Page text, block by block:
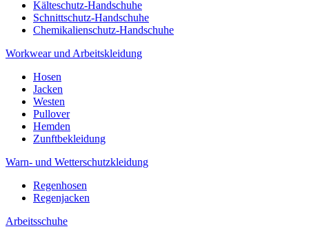
Kälteschutz-Handschuhe
Schnittschutz-Handschuhe
Chemikalienschutz-Handschuhe
Workwear und Arbeitskleidung
Hosen
Jacken
Westen
Pullover
Hemden
Zunftbekleidung
Warn- und Wetterschutzkleidung
Regenhosen
Regenjacken
Arbeitsschuhe